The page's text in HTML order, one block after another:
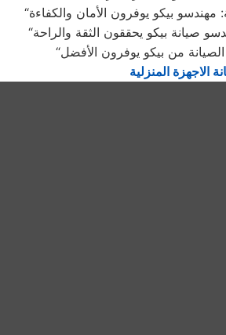
الاجهزة المنزلية